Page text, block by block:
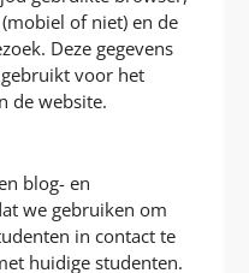
of niet) en de
Deze gegevens
voor het
de website.
blog- en
we gebruiken om
in contact te
huidige studenten.